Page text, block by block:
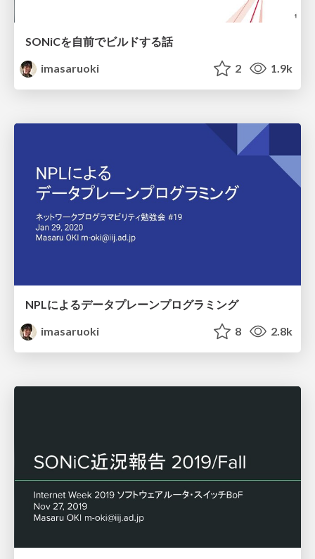
SONiCを自前でビルドする話
imasaruoki
2 1.9k
NPLによるデータプレーンプログラミング
imasaruoki
8 2.8k